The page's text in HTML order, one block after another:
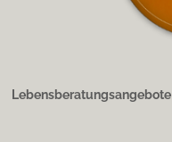
Lebensberatungsangebote